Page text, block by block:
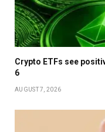
Crypto ETFs see
6
AUGUST 7, 2026